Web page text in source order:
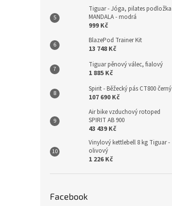
Tiguar - Jóga, pilates podložka
MANDALA - modrá
999 Kč
BlazePod Trainer Kit
13 748 Kč
Tiguar pěnový válec, fialový
1 885 Kč
Spirit - Běžecký pás CT800 černý
107 690 Kč
Air bike vzduchový rotoped
SPIRIT AB 900
43 439 Kč
Vinylový kettlebell 8 kg Tiguar -
olivový
1 226 Kč
Facebook